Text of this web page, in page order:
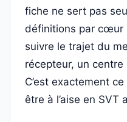
fiche ne sert pas
définitions par cœur
suivre le trajet du
récepteur, un
C’est exactement
être à l’aise en SVT